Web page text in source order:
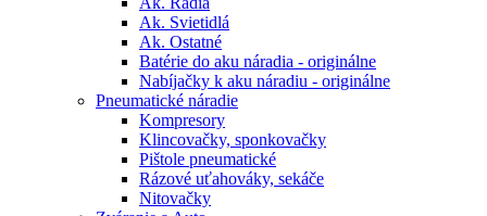
Ak. Svietidlá
Ak. Ostatné
Batérie do aku náradia - originálne
Nabíjačky k aku náradiu - originálne
Pneumatické náradie
Kompresory
Klincovačky, sponkovačky
Pištole pneumatické
Rázové uťahováky, sekáče
Nitovačky